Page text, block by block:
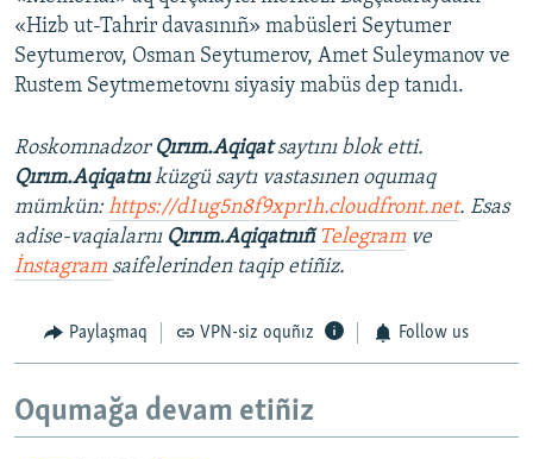
«Hizb ut-Tahrir davasınıñ» mabüsleri Seytumer
Seytumerov, Osman Seytumerov, Amet Suleymanov ve
Rustem Seytmemetovnı siyasiy mabüs dep tanıdı.
Roskomnadzor Qırım.Aqiqatsaytını blok etti.
Qırım.Aqiqatnıküzgü saytı vastasınen oqumaq
mümkün:https://d1ug5n8f9xpr1h.cloudfront.net. Esas
adise-vaqialarnı Qırım.Aqiqatnıñ Telegram ve
İnstagram saifelerinden taqip etiñiz.
Paylaşmaq VPN-siz oquñız Follow us
Oqumağa devam etiñiz